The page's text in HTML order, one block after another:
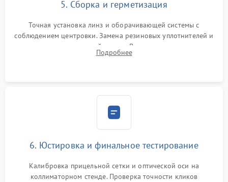
5. Сборка и герметизация
Точная установка линз и оборачивающей системы с
соблюдением центровки. Замена резиновых уплотнителей и
нанесение влагозащитной смазки. Вакуумирование корпуса
и заполнение его осушенным азотом или аргоном для
Подробнее
6. Юстировка и финальное тестирование
Калибровка прицельной сетки и оптической оси на
коллиматорном стенде. Проверка точности кликов